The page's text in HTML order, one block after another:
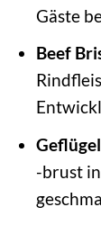
Gäste
Beef
-brust